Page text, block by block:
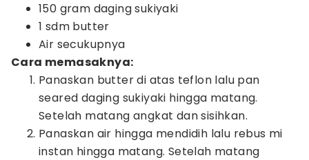
150 gram daging sukiyaki
1 sdm butter
Air secukupnya
Cara memasaknya:
Panaskan butter di atas teflon lalu pan
seared daging sukiyaki hingga matang.
Setelah matang angkat dan sisihkan.
Panaskan air hingga mendidih lalu rebus mi
instan hingga matang. Setelah matang